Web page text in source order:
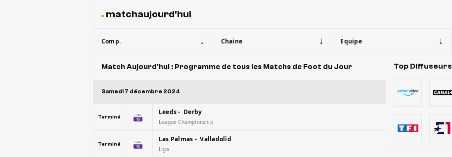
matchaujourd'hui
Comp. Chaine Equipe
Match Aujourd'hui : Programme de tous les Matchs de Foot du Jour
Samedi 7 décembre 2024
Terminé
Leeds - Derby
League Championship
Terminé
Las Palmas - Valladolid
Liga
Top Diffuseurs